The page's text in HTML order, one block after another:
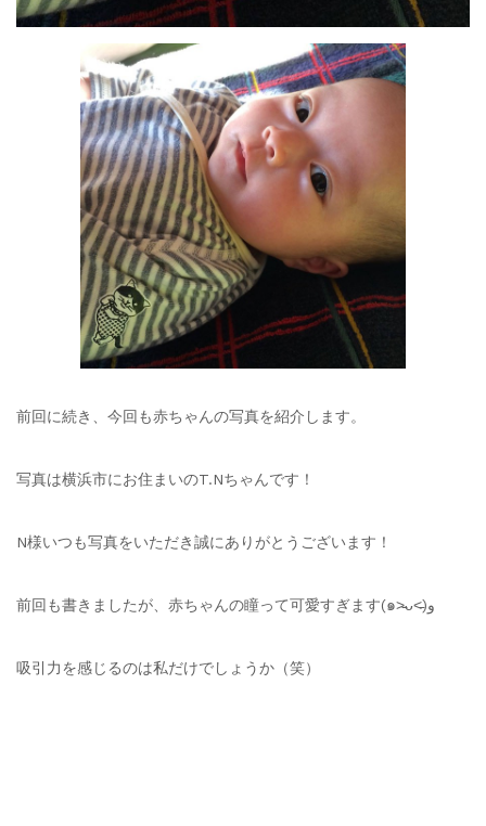
前回に続き、今回も赤ちゃんの写真を紹介します。
写真は横浜市にお住まいのT.Nちゃんです！
N様いつも写真をいただき誠にありがとうございます！
前回も書きましたが、赤ちゃんの瞳って可愛すぎます(๑˃̵ᴗ˂̵)و
吸引力を感じるのは私だけでしょうか（笑）